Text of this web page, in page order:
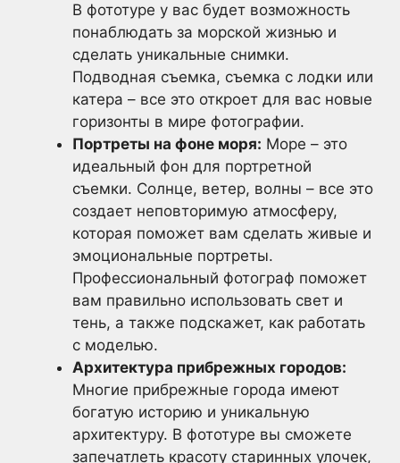
В фототуре у вас будет возможность
понаблюдать за морской жизнью и
сделать уникальные снимки.
Подводная съемка, съемка с лодки или
катера – все это откроет для вас новые
горизонты в мире фотографии.
Портреты на фоне моря: Море – это
идеальный фон для портретной
съемки. Солнце, ветер, волны – все это
создает неповторимую атмосферу,
которая поможет вам сделать живые и
эмоциональные портреты.
Профессиональный фотограф поможет
вам правильно использовать свет и
тень, а также подскажет, как работать
с моделью.
Архитектура прибрежных городов:
Многие прибрежные города имеют
богатую историю и уникальную
архитектуру. В фототуре вы сможете
запечатлеть красоту старинных улочек,